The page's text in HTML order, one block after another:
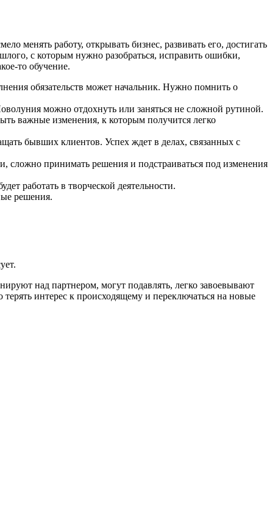
менять работу, открывать бизнес, развивать его, достигать
с которым нужно разобраться, исправить ошибки,
то обучение.
обязательств может начальник. Нужно помнить о
можно отдохнуть или заняться не сложной рутиной.
важные изменения, к которым получится легко
бывших клиентов. Успех ждет в делах, связанных с
сложно принимать решения и подстраиваться под изменения
работать в творческой деятельности.
решения.
над партнером, могут подавлять, легко завоевывают
интерес к происходящему и переключаться на новые